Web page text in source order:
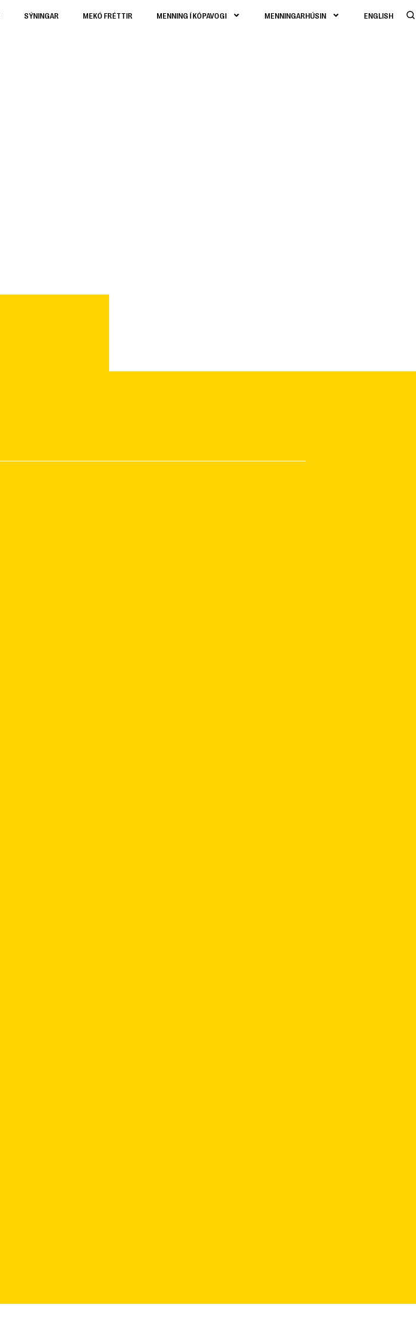
SÝNINGAR MEKÓ FRÉTTIR MENNING Í KÓPAVOGI MENNINGARHÚSIN ENGLISH